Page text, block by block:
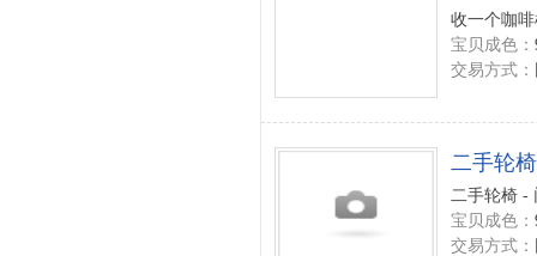
收一个咖
宝贝成色：
交易方式：
二手轮
二手轮椅 -
宝贝成色：
交易方式：